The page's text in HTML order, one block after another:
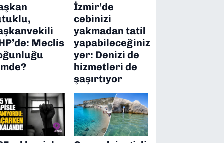
Meclis
İzmir’de
cebinizi
yakmadan tatil
yapabileceğiniz
yer: Denizi de
hizmetleri de
şaşırtıyor